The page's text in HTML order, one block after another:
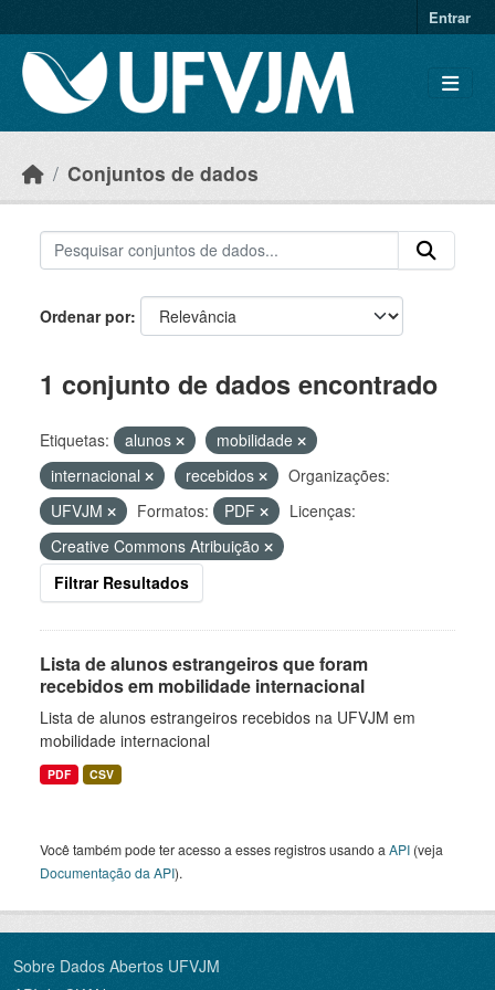
Entrar
Conjuntos de dados
Ordenar por
1 conjunto de dados encontrado
Etiquetas: alunos
mobilidade
internacional
recebidos
Organizações:
UFVJM
Formatos: PDF
Licenças:
Creative Commons Atribuição
Filtrar Resultados
Lista de alunos estrangeiros que foram
recebidos em mobilidade internacional
Lista de alunos estrangeiros recebidos na UFVJM em
mobilidade internacional
PDF CSV
Você também pode ter acesso a esses registros usando a API (veja
Documentação da API).
Sobre Dados Abertos UFVJM